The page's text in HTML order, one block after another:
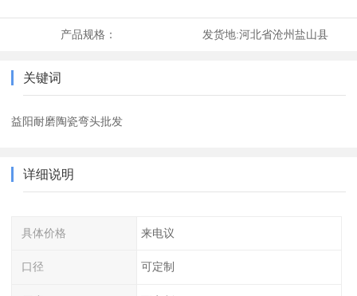
产品规格： 发货地:河北省沧州盐山县
关键词
益阳耐磨陶瓷弯头批发
详细说明
具体价格 来电议
口径 可定制